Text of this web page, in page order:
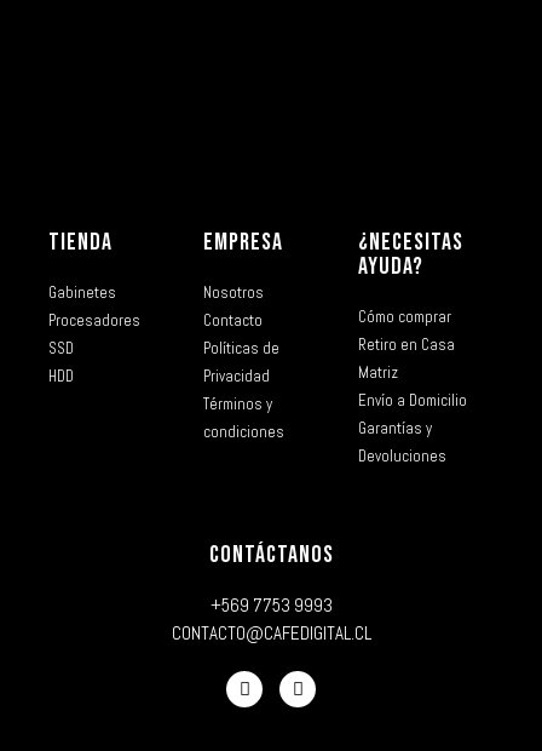
TIENDA
Gabinetes
Procesadores
SSD
HDD
EMPRESA
Nosotros
Contacto
Políticas de
Privacidad
Términos y
condiciones
¿NECESITAS
AYUDA?
Cómo comprar
Retiro en Casa
Matriz
Envío a Domicilio
Garantías y
Devoluciones
CONTÁCTANOS
+569 7753 9993
CONTACTO@CAFEDIGITAL.CL